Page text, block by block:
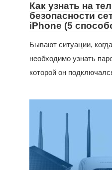
Как узнать на
безопасности
iPhone (5
Бывают ситуации,
необходимо узнать
которой он